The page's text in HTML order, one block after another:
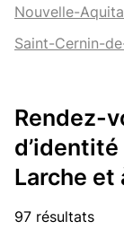
Nouvelle-
Saint-Cernin-
Rendez-
Larche et
97 résultats